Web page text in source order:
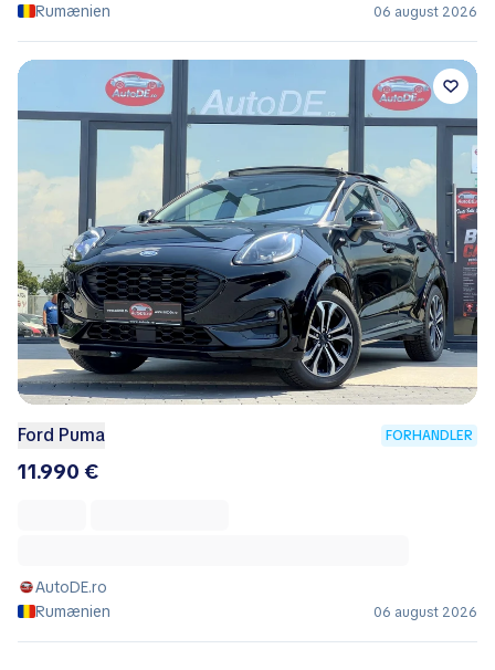
Rumænien
06 august 2026
Ford Puma FORHANDLER
11.990 €
AutoDE.ro
Rumænien
06 august 2026